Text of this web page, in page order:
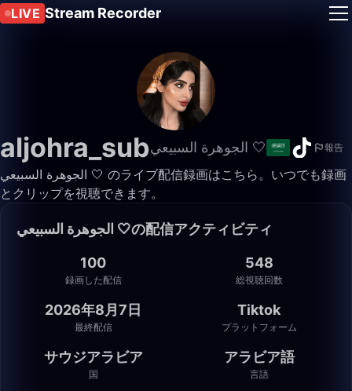
LIVE Stream Recorder
aljohra_sub الجوهرة السبيعي 🤍 報告
الجوهرة السبيعي 🤍 のライブ配信録画はこちら。いつでも録画
とクリップを視聴できます。
الجوهرة السبيعي 🤍の配信アクティビティ
100
録画した配信
548
総視聴回数
2026年8月7日
最終配信
Tiktok
プラットフォーム
サウジアラビア
国
アラビア語
言語